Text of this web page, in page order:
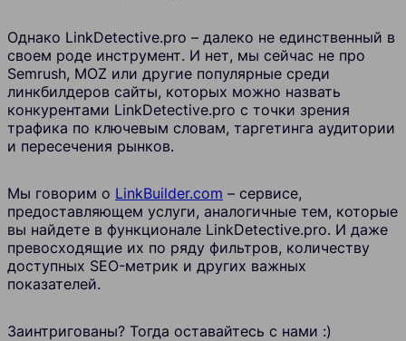
Однако LinkDetective.pro – далеко не единственный в
своем роде инструмент. И нет, мы сейчас не про
Semrush, MOZ или другие популярные среди
линкбилдеров сайты, которых можно назвать
конкурентами LinkDetective.pro с точки зрения
трафика по ключевым словам, таргетинга аудитории
и пересечения рынков.
Мы говорим о LinkBuilder.com – сервисе,
предоставляющем услуги, аналогичные тем, которые
вы найдете в функционале LinkDetective.pro. И даже
превосходящие их по ряду фильтров, количеству
доступных SEO-метрик и других важных
показателей.
Заинтригованы? Тогда оставайтесь с нами :)